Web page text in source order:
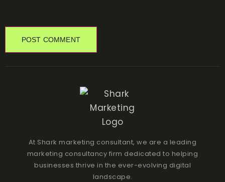
At Shark marketing consultant, we are a leading
marketing consultancy firm dedicated to helping
businesses thrive in the ever-evolving digital
landscape.